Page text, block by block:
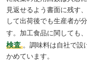
見返せるよう書面に残す
して出荷後でも生産者が
す。加工食品に関しても
検査 。調味料は自社で設
かめています。